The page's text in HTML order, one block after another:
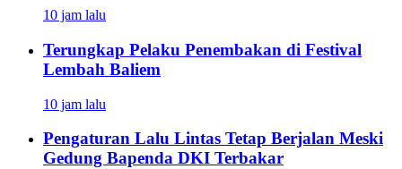
10 jam lalu
Terungkap Pelaku Penembakan di Festival
Lembah Baliem
10 jam lalu
Pengaturan Lalu Lintas Tetap Berjalan Meski
Gedung Bapenda DKI Terbakar